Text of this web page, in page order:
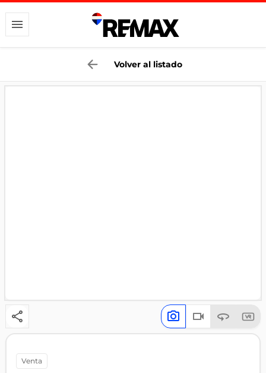
Volver al listado
venta